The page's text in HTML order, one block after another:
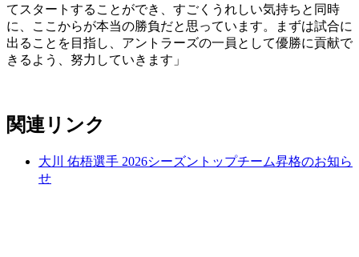
てスタートすることができ、すごくうれしい気持ちと同時
に、ここからが本当の勝負だと思っています。まずは試合に
出ることを目指し、アントラーズの一員として優勝に貢献で
きるよう、努力していきます」
関連リンク
大川 佑梧選手 2026シーズントップチーム昇格のお知ら
せ